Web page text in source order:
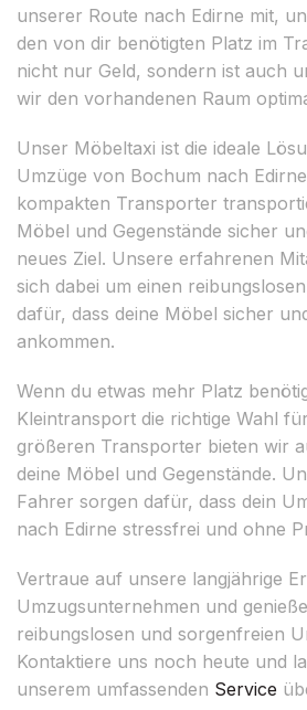
unserer Route nach Edirne mit,
den von dir benötigten Platz im
nicht nur Geld, sondern ist auch
wir den vorhandenen Raum
Unser Möbeltaxi ist die ideale
Umzüge von Bochum nach
kompakten Transporter
Möbel und Gegenstände sicher
neues Ziel. Unsere erfahrenen
sich dabei um einen
dafür, dass deine Möbel sicher
ankommen.
Wenn du etwas mehr Platz
Kleintransport die richtige Wahl
größeren Transporter bieten wir
deine Möbel und Gegenstände.
Fahrer sorgen dafür, dass dein
nach Edirne stressfrei und ohne
Vertraue auf unsere langjährige
Umzugsunternehmen und
reibungslosen und sorgenfreien
Kontaktiere uns noch heute und
unserem umfassenden Service